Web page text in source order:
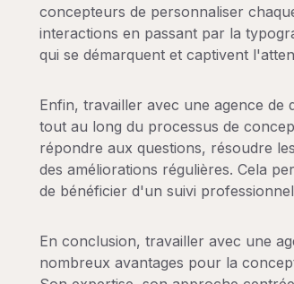
concepteurs de personnaliser
interactions en passant par la
qui se démarquent et captivent
Enfin, travailler avec une agence
tout au long du processus de
répondre aux questions, résoudre
des améliorations régulières. Cela
de bénéficier d'un suivi
En conclusion, travailler avec une
nombreux avantages pour la